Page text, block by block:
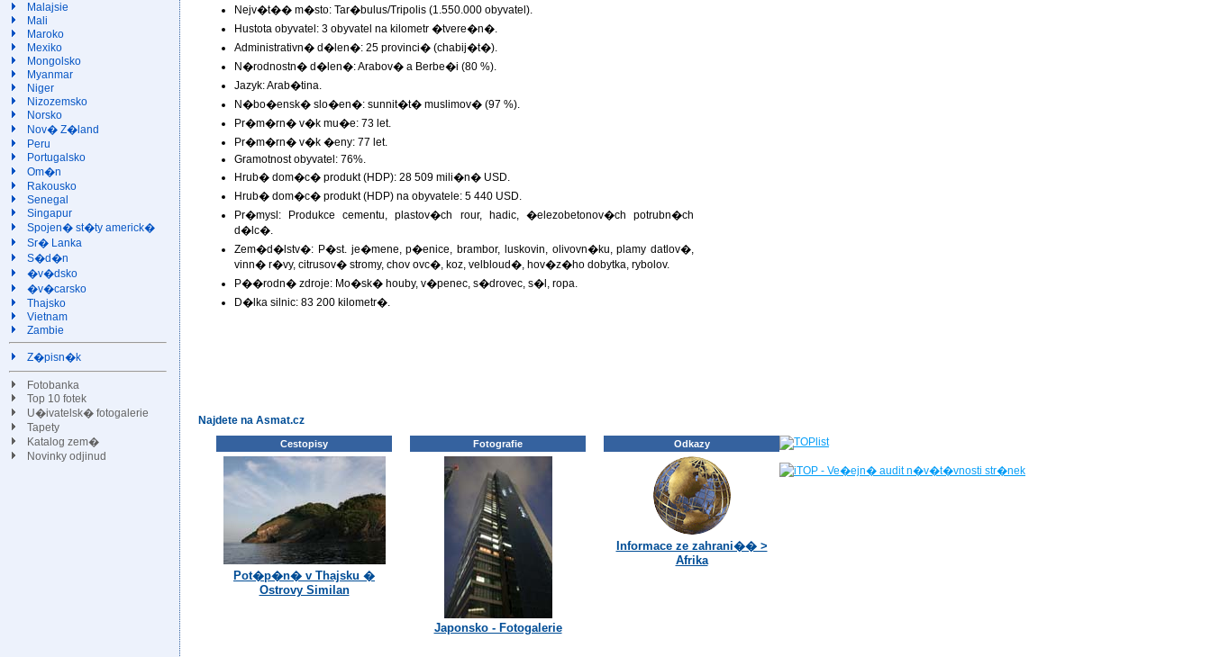
Malajsie
Mali
Maroko
Mexiko
Mongolsko
Myanmar
Niger
Nizozemsko
Norsko
Nov� Z�land
Peru
Portugalsko
Om�n
Rakousko
Senegal
Singapur
Spojen� st�ty americk�
Sr� Lanka
S�d�n
�v�dsko
�v�carsko
Thajsko
Vietnam
Zambie
Z�pisn�k
Fotobanka
Top 10 fotek
U�ivatelsk� fotogalerie
Tapety
Katalog zem�
Novinky odjinud
Nejv�t�� m�sto: Tar�bulus/Tripolis (1.550.000 obyvatel).
Hustota obyvatel: 3 obyvatel na kilometr �tvere�n�.
Administrativn� d�len�: 25 provinci� (chabij�t�).
N�rodnostn� d�len�: Arabov� a Berbe�i (80 %).
Jazyk: Arab�tina.
N�bo�ensk� slo�en�: sunnit�t� muslimov� (97 %).
Pr�m�rn� v�k mu�e: 73 let.
Pr�m�rn� v�k �eny: 77 let.
Gramotnost obyvatel: 76%.
Hrub� dom�c� produkt (HDP): 28 509 mili�n� USD.
Hrub� dom�c� produkt (HDP) na obyvatele: 5 440 USD.
Pr�mysl: Produkce cementu, plastov�ch rour, hadic, �elezobetonov�ch potrubn�ch
d�lc�.
Zem�d�lstv�: P�st. je�mene, p�enice, brambor, luskovin, olivovn�ku, plamy datlov�,
vinn� r�vy, citrusov� stromy, chov ovc�, koz, velbloud�, hov�z�ho dobytka, rybolov.
P��rodn� zdroje: Mo�sk� houby, v�penec, s�drovec, s�l, ropa.
D�lka silnic: 83 200 kilometr�.
Najdete na Asmat.cz
Cestopisy
Pot�p�n� v Thajsku �
Ostrovy Similan
Fotografie
Japonsko - Fotogalerie
Odkazy
Informace ze zahrani�� >
Afrika